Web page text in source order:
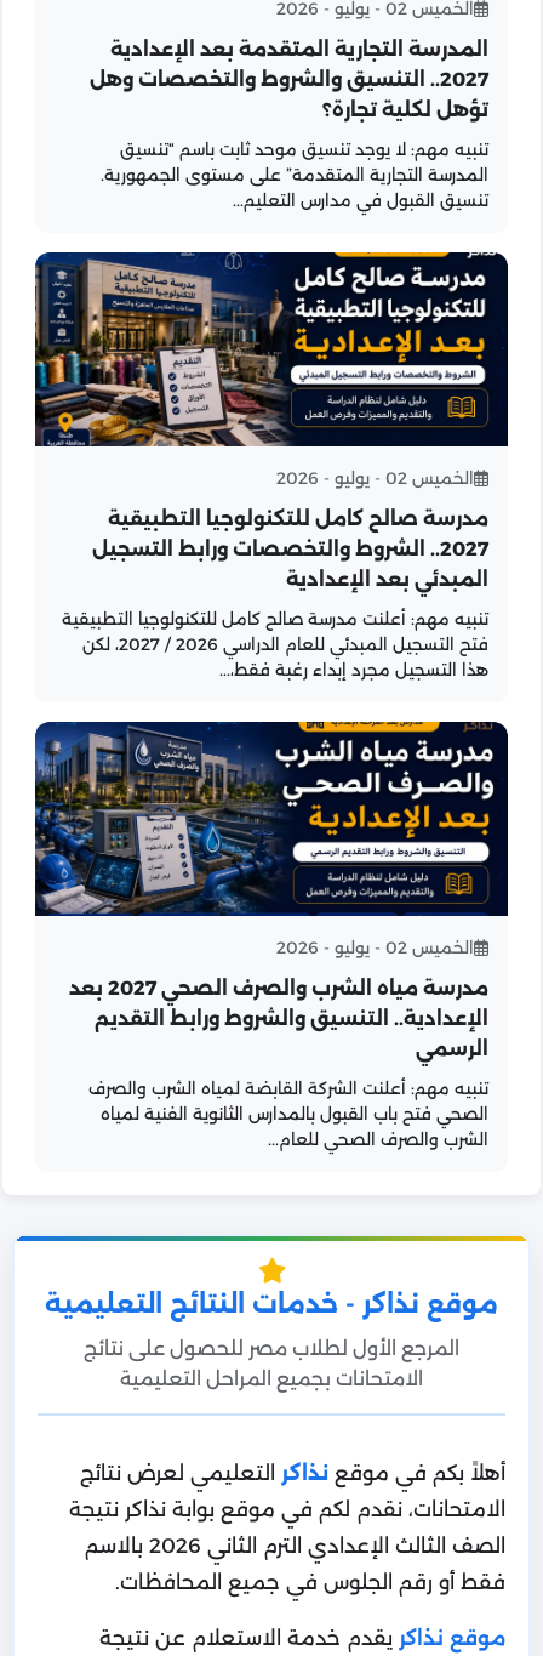
الخميس 02 - يوليو - 2026
المدرسة التجارية المتقدمة بعد الإعدادية
2027.. التنسيق والشروط والتخصصات وهل
تؤهل لكلية تجارة؟
تنبيه مهم: لا يوجد تنسيق موحد ثابت باسم “تنسيق
المدرسة التجارية المتقدمة” على مستوى الجمهورية.
تنسيق القبول في مدارس التعليم...
الخميس 02 - يوليو - 2026
مدرسة صالح كامل للتكنولوجيا التطبيقية
2027.. الشروط والتخصصات ورابط التسجيل
المبدئي بعد الإعدادية
تنبيه مهم: أعلنت مدرسة صالح كامل للتكنولوجيا التطبيقية
فتح التسجيل المبدئي للعام الدراسي 2026 / 2027، لكن
هذا التسجيل مجرد إبداء رغبة فقط،...
الخميس 02 - يوليو - 2026
مدرسة مياه الشرب والصرف الصحي 2027 بعد
الإعدادية.. التنسيق والشروط ورابط التقديم
الرسمي
تنبيه مهم: أعلنت الشركة القابضة لمياه الشرب والصرف
الصحي فتح باب القبول بالمدارس الثانوية الفنية لمياه
الشرب والصرف الصحي للعام...
موقع نذاكر - خدمات النتائج التعليمية
المرجع الأول لطلاب مصر للحصول على نتائج
الامتحانات بجميع المراحل التعليمية
أهلاً بكم في موقعنذاكر
التعليمي لعرض نتائج
الامتحانات، نقدم لكم في موقع بوابة نذاكر نتيجة
الصف الثالث الإعدادي الترم الثاني 2026 بالاسم
فقط أو رقم الجلوس في جميع المحافظات.
موقع نذاكر يقدم خدمة الاستعلام عن نتيجة